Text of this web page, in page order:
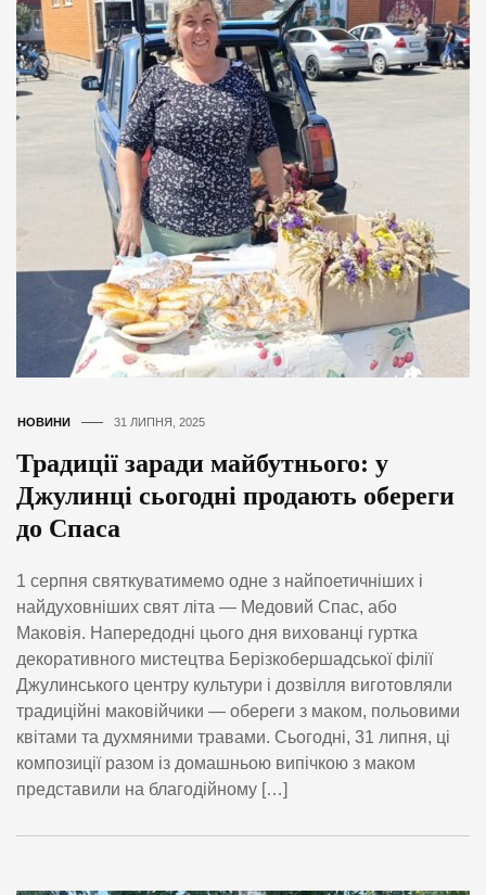
НОВИНИ 31 ЛИПНЯ, 2025
Традиції заради майбутнього: у
Джулинці сьогодні продають обереги
до Спаса
1 серпня святкуватимемо одне з найпоетичніших і
найдуховніших свят літа — Медовий Спас, або
Маковія. Напередодні цього дня вихованці гуртка
декоративного мистецтва Берізкобершадської філії
Джулинського центру культури і дозвілля виготовляли
традиційні маковійчики — обереги з маком, польовими
квітами та духмяними травами. Сьогодні, 31 липня, ці
композиції разом із домашньою випічкою з маком
представили на благодійному […]